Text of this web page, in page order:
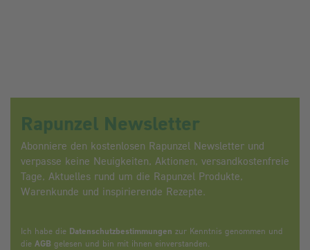
Rapunzel Newsletter
Abonniere den kostenlosen Rapunzel Newsletter und
verpasse keine Neuigkeiten, Aktionen, versandkostenfreie
Tage, Aktuelles rund um die Rapunzel Produkte,
Warenkunde und inspirierende Rezepte.
Ich habe die Datenschutzbestimmungen zur Kenntnis genommen und
die AGB gelesen und bin mit ihnen einverstanden.